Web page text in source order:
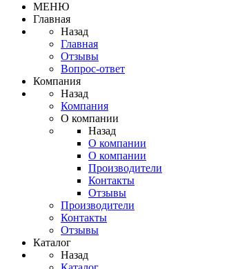
МЕНЮ
Главная
Назад
Главная
Отзывы
Вопрос-ответ
Компания
Назад
Компания
О компании
Назад
О компании
О компании
Производители
Контакты
Отзывы
Производители
Контакты
Отзывы
Каталог
Назад